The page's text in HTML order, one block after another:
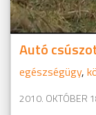
Autó
egészségügy,
2010. OKTÓBER